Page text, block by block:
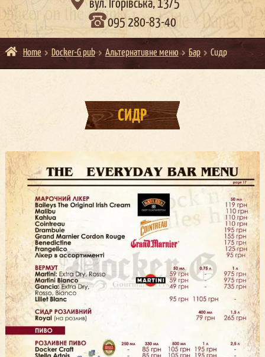
вул. Ігорівська, 13/5
095 280-83-40
Home Docker-G pub Альтернативне меню Бар Сидр
СИДР